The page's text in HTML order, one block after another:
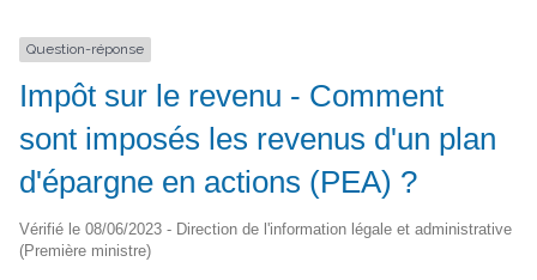
Question-réponse
Impôt sur le revenu - Comment
sont imposés les revenus d'un plan
d'épargne en actions (PEA) ?
Vérifié le 08/06/2023 - Direction de l'information légale et administrative
(Première ministre)